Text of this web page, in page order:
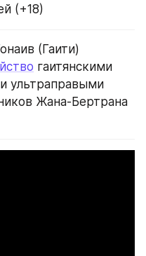
(+18)
(Гаити)
гаитянскими
ультраправыми
Жана-Бертрана